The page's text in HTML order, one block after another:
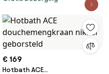
€ 169
Hotbath ACE